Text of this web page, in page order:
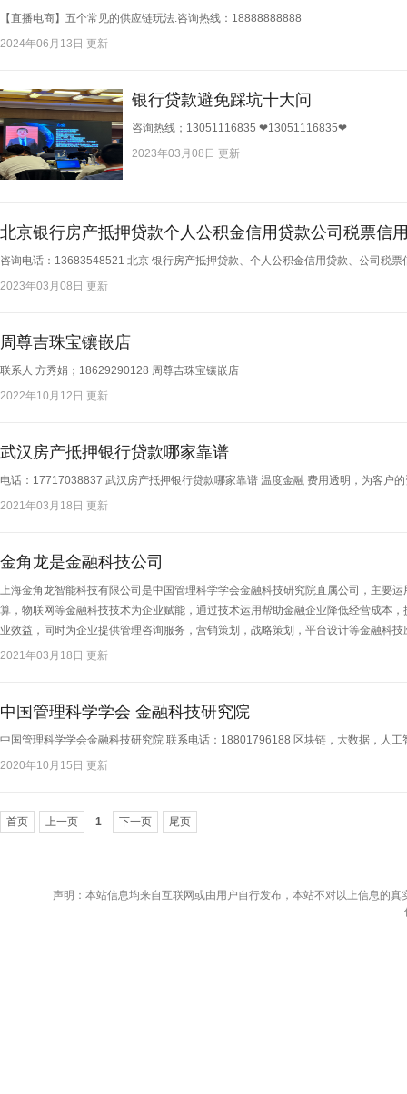
【直播电商】五个常见的供应链玩法.咨询热线：18888888888​
2024年06月13日 更新
银行贷款避免踩坑十大问
咨询热线；13051116835 ❤13051116835❤​
2023年03月08日 更新
北京银行房产抵押贷款个人公积金信用贷款公司税票信
咨询电话：13683548521 北京 银行房产抵押贷款、个人公积金信用贷款、公司税票
2023年03月08日 更新
周尊吉珠宝镶嵌店
联系人 方秀娟；18629290128 周尊吉珠宝镶嵌店​
2022年10月12日 更新
武汉房产抵押银行贷款哪家靠谱
电话：17717038837 武汉房产抵押银行贷款哪家靠谱 温度金融 费用透明，为客户
2021年03月18日 更新
金角龙是金融科技公司
上海金角龙智能科技有限公司是中国管理科学学会金融科技研究院直属公司，主要
算，物联网等金融科技技术为企业赋能，通过技术运用帮助金融企业降低经营成本
业效益，同时为企业提供管理咨询服务，营销策划，战略策划，平台设计等金融科
2021年03月18日 更新
中国管理科学学会 金融科技研究院
中国管理科学学会金融科技研究院 联系电话：18801796188 区块链，大数据，人工
2020年10月15日 更新
首页 上一页 1 下一页 尾页
声明：本站信息均来自互联网或由用户自行发布，本站不对以上信息的